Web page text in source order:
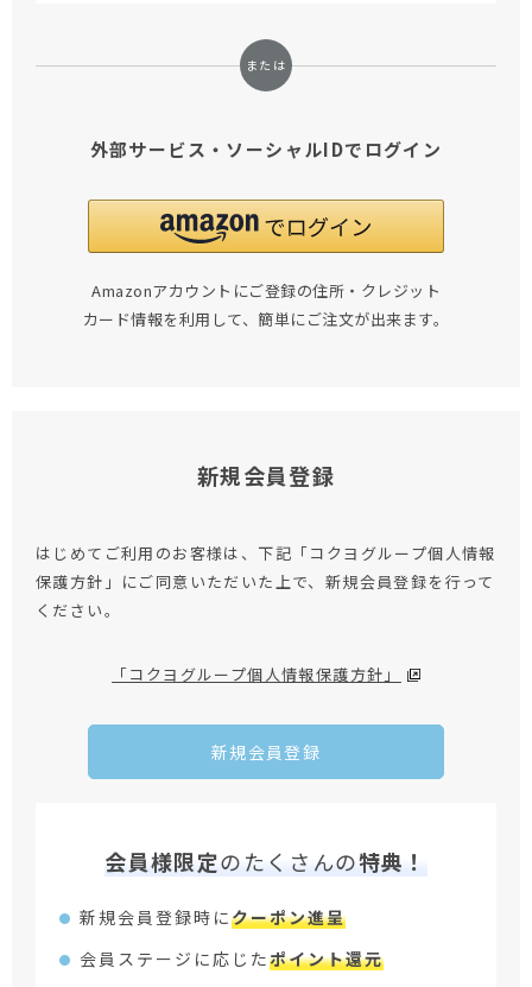
外部サービス・ソーシャルIDでログイン
Amazonアカウントにご登録の住所・クレジット
カード情報を利用して、簡単にご注文が出来ます。
新規会員登録
はじめてご利用のお客様は、下記「コクヨグループ個人情報
保護方針」にご同意いただいた上で、新規会員登録を行って
ください。
「コクヨグループ個人情報保護方針」
新規会員登録
会員様限定のたくさんの特典！
新規会員登録時にクーポン進呈
会員ステージに応じたポイント還元